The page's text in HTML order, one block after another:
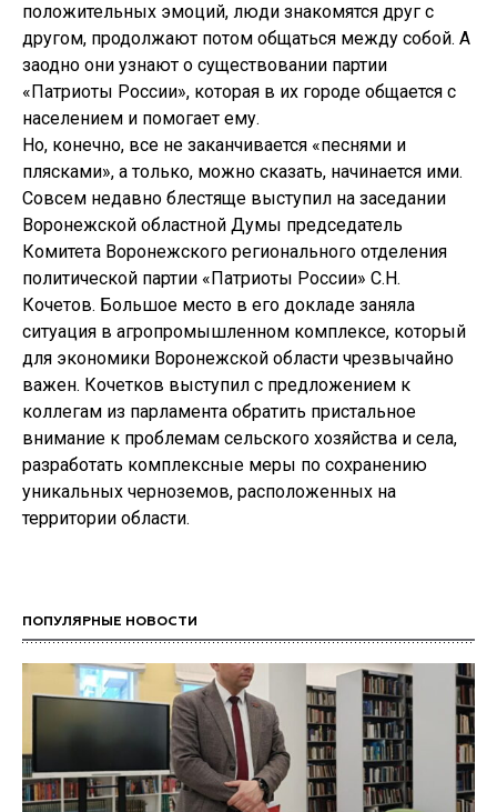
положительных эмоций, люди знакомятся друг с
другом, продолжают потом общаться между собой. А
заодно они узнают о существовании партии
«Патриоты России», которая в их городе общается с
населением и помогает ему.
Но, конечно, все не заканчивается «песнями и
плясками», а только, можно сказать, начинается ими.
Совсем недавно блестяще выступил на заседании
Воронежской областной Думы председатель
Комитета Воронежского регионального отделения
политической партии «Патриоты России» С.Н.
Кочетов. Большое место в его докладе заняла
ситуация в агропромышленном комплексе, который
для экономики Воронежской области чрезвычайно
важен. Кочетков выступил с предложением к
коллегам из парламента обратить пристальное
внимание к проблемам сельского хозяйства и села,
разработать комплексные меры по сохранению
уникальных черноземов, расположенных на
территории области.
ПОПУЛЯРНЫЕ НОВОСТИ